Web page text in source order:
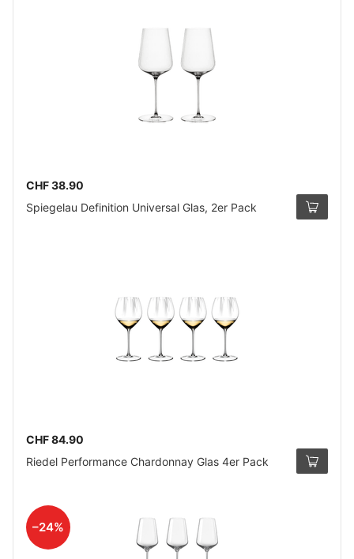
CHF 38.90
Spiegelau Definition Universal Glas, 2er Pack
CHF 84.90
Riedel Performance Chardonnay Glas 4er Pack
–24%